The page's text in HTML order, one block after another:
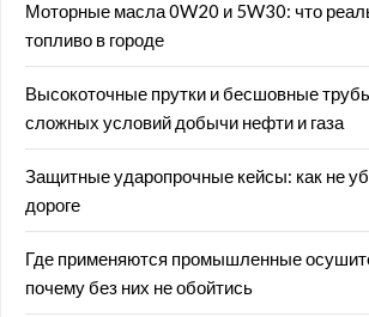
Моторные масла 0W20 и 5W30: что
топливо в городе
Высокоточные прутки и бесшовные
сложных условий добычи нефти и газа
Защитные ударопрочные кейсы: как не
дороге
Где применяются промышленные
почему без них не обойтись